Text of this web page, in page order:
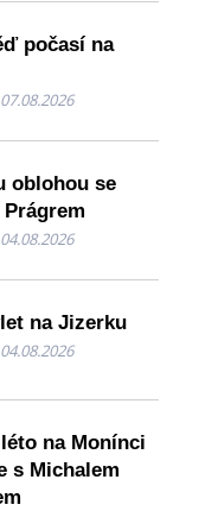
počasí na
07.08.2026
oblohou se
04.08.2026
na Jizerku
04.08.2026
léto na Monínci
s Michalem